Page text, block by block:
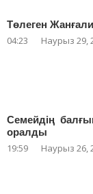
Төлеген
04:23 Наурыз 29,
Семейдің
оралды
19:59 Наурыз 26,